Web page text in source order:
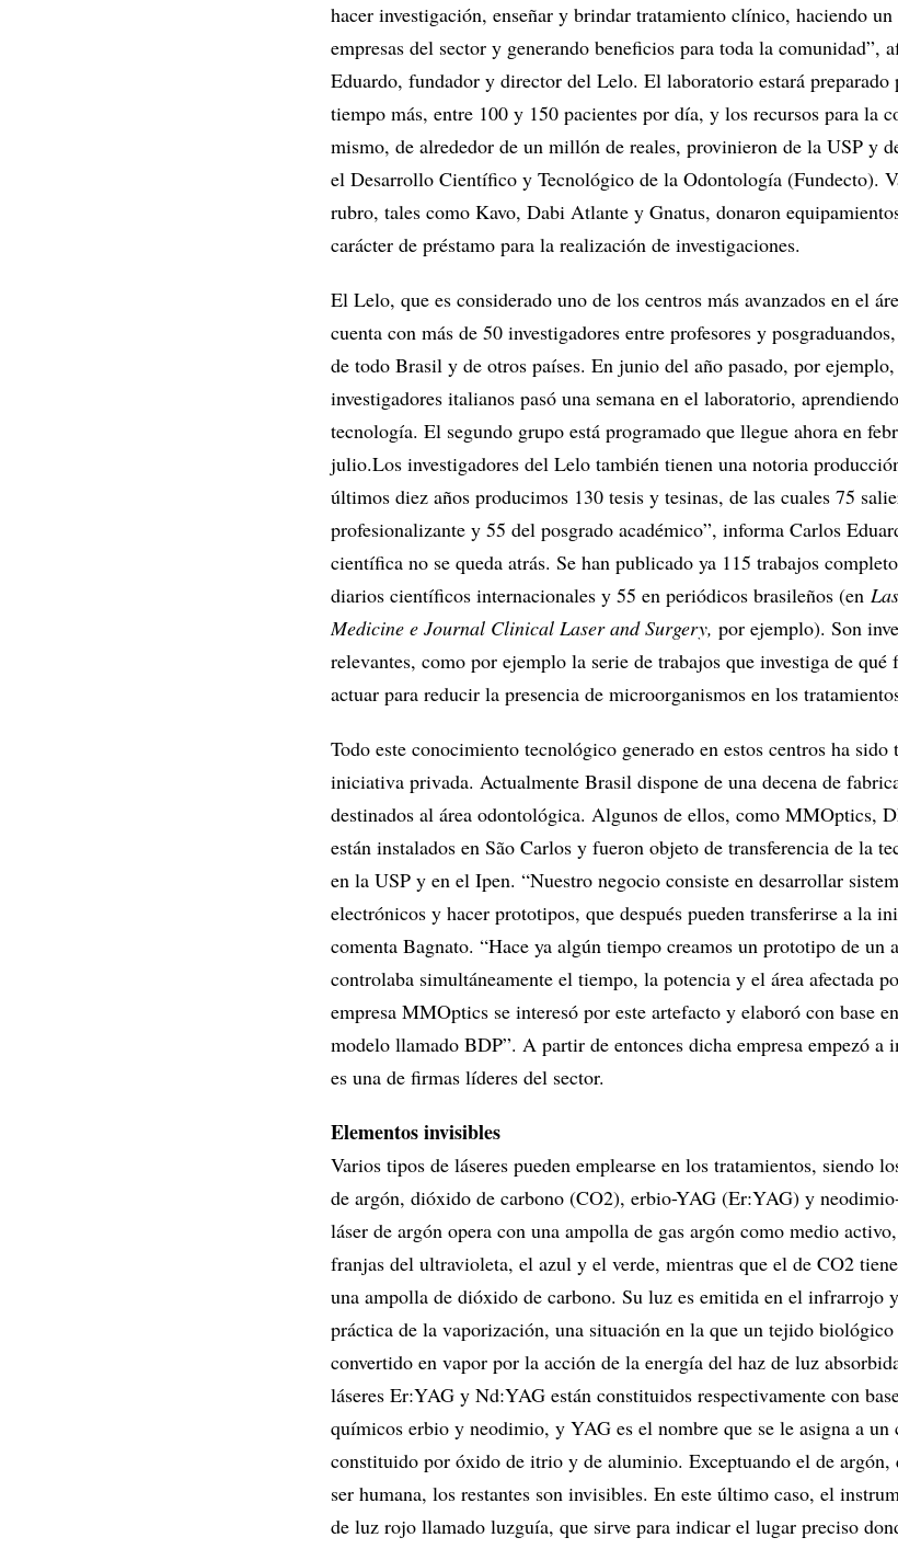
hacer investigación, enseñar y brindar tratamiento clínico, haciendo un
empresas del sector y generando beneficios para toda la comunidad”,
Eduardo, fundador y director del Lelo. El laboratorio estará preparado
tiempo más, entre 100 y 150 pacientes por día, y los recursos para la
mismo, de alrededor de un millón de reales, provinieron de la USP y
el Desarrollo Científico y Tecnológico de la Odontología (Fundecto).
rubro, tales como Kavo, Dabi Atlante y Gnatus, donaron
carácter de préstamo para la realización de investigaciones.
El Lelo, que es considerado uno de los centros más avanzados en el
cuenta con más de 50 investigadores entre profesores y
de todo Brasil y de otros países. En junio del año pasado, por
investigadores italianos pasó una semana en el laboratorio,
tecnología. El segundo grupo está programado que llegue ahora en
julio.Los investigadores del Lelo también tienen una notoria
últimos diez años producimos 130 tesis y tesinas, de las cuales 75
profesionalizante y 55 del posgrado académico”, informa Carlos
científica no se queda atrás. Se han publicado ya 115 trabajos
diarios científicos internacionales y 55 en periódicos brasileños (en
Medicine e Journal Clinical Laser and Surgery, por ejemplo). Son
relevantes, como por ejemplo la serie de trabajos que investiga de qué
actuar para reducir la presencia de microorganismos en los
Todo este conocimiento tecnológico generado en estos centros ha sido
iniciativa privada. Actualmente Brasil dispone de una decena de
destinados al área odontológica. Algunos de ellos, como MMOptics,
están instalados en São Carlos y fueron objeto de transferencia de la
en la USP y en el Ipen. “Nuestro negocio consiste en desarrollar
electrónicos y hacer prototipos, que después pueden transferirse a la
comenta Bagnato. “Hace ya algún tiempo creamos un prototipo de un
controlaba simultáneamente el tiempo, la potencia y el área afectada
empresa MMOptics se interesó por este artefacto y elaboró con base
modelo llamado BDP”. A partir de entonces dicha empresa empezó a
es una de firmas líderes del sector.
Elementos invisibles
Varios tipos de láseres pueden emplearse en los tratamientos, siendo
de argón, dióxido de carbono (CO2), erbio-YAG (Er:YAG) y
láser de argón opera con una ampolla de gas argón como medio
franjas del ultravioleta, el azul y el verde, mientras que el de CO2
una ampolla de dióxido de carbono. Su luz es emitida en el infrarrojo
práctica de la vaporización, una situación en la que un tejido
convertido en vapor por la acción de la energía del haz de luz
láseres Er:YAG y Nd:YAG están constituidos respectivamente con
químicos erbio y neodimio, y YAG es el nombre que se le asigna a
constituido por óxido de itrio y de aluminio. Exceptuando el de argón,
ser humana, los restantes son invisibles. En este último caso, el
de luz rojo llamado luzguía, que sirve para indicar el lugar preciso